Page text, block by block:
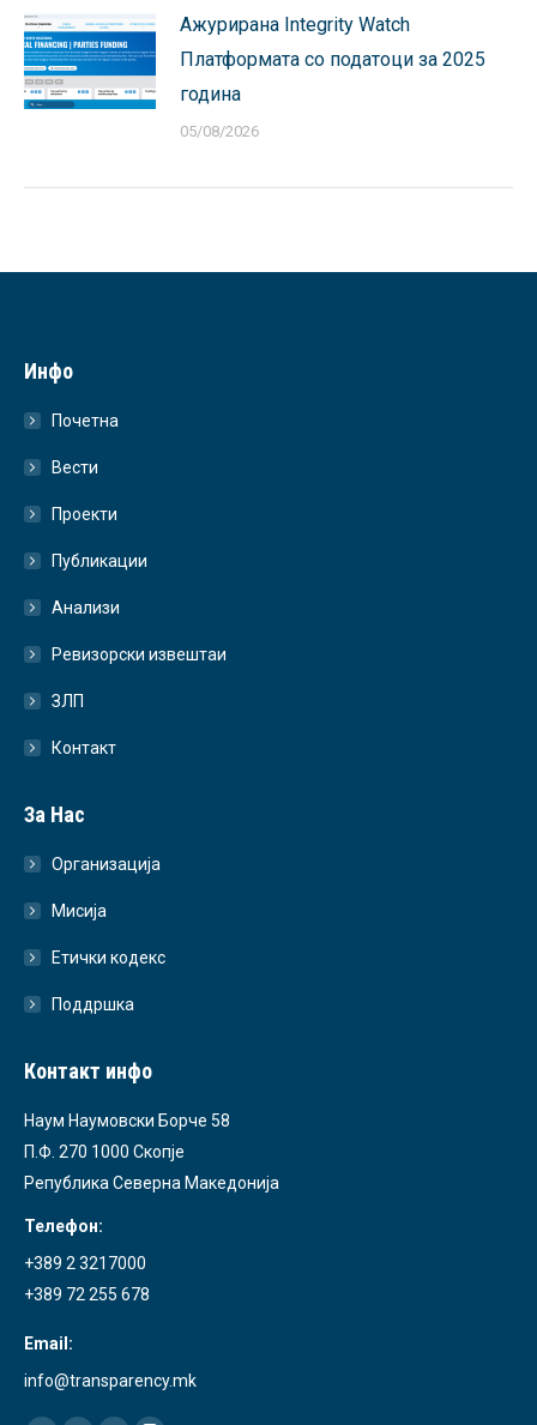
Ажурирана Integrity Watch
Платформата со податоци за 2025
година
05/08/2026
Инфо
Почетна
Вести
Проекти
Публикации
Анализи
Ревизорски извештаи
ЗЛП
Контакт
За Нас
Организација
Мисија
Етички кодекс
Поддршка
Контакт инфо
Наум Наумовски Борче 58
П.Ф. 270 1000 Скопје
Република Северна Македонија
Телефон:
+389 2 3217000
+389 72 255 678
Email:
info@transparency.mk